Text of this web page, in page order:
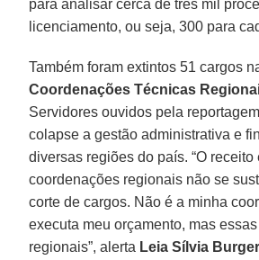
para analisar cerca de três mil
licenciamento, ou seja, 300 para
Também foram extintos 51 cargos
Coordenações Técnicas
Servidores ouvidos pela
colapse a gestão administrativa e
diversas regiões do país. “O receito
coordenações regionais não se
corte de cargos. Não é a minha
executa meu orçamento, mas
regionais”, alerta Leia Sílvia